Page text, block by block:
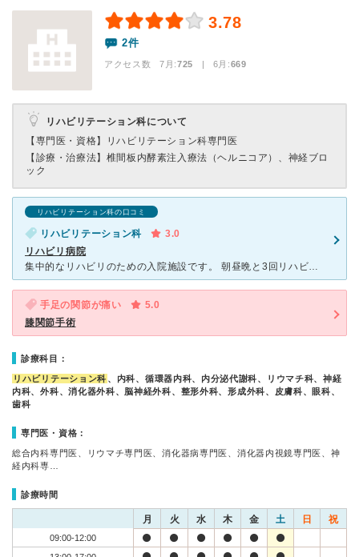
3.78
2件
アクセス数 7月:725 | 6月:669
リハビリテーション科について
【専門医・資格】
リハビリテーション科専門医
【診療・治療法】 椎間板内酵素注入療法（ヘルニコア）、神経ブロ
ック
リハビリテーション科の口コミ
リハビリテーション科
3.0
リハビリ病院
集中的なリハビリのための入院施設です。 朝昼晩と3回リハビリがある日もあります。お正月もありました。基本お休みはありません。 ただシフト制？で、担当の人が休むと代わりの人が来ます。 人見知りだっ
手足の関節が痛い
5.0
膝関節手術
診療科目：
リハビリテーション科 、内科、循環器内科、内分泌代謝科、リウマチ科、神経
内科、外科、消化器外科、脳神経外科、整形外科、形成外科、皮膚科、眼科、
歯科
専門医・資格：
総合内科専門医、リウマチ専門医、消化器病専門医、消化器内視鏡専門医、神
経内科専…
診療時間
月 火 水 木 金 土 日 祝
09:00-12:00